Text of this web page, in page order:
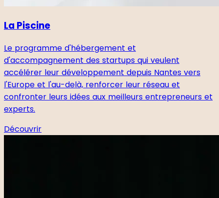
La Piscine
Le programme d'hébergement et
d'accompagnement des startups qui veulent
accélérer leur développement depuis Nantes vers
l'Europe et l'au-delà, renforcer leur réseau et
confronter leurs idées aux meilleurs entrepreneurs et
experts.
Découvrir